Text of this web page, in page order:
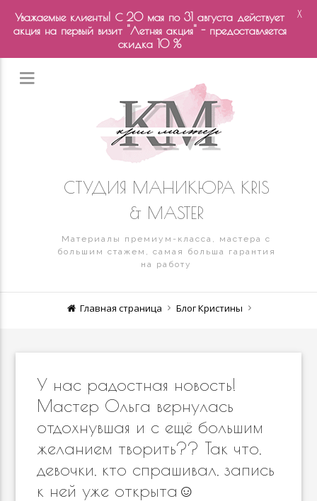
СТУДИЯ МАНИКЮРА KRIS
& MASTER
Материалы премиум-класса, мастера с
большим стажем, самая больша гарантия
на работу
Главная страница Блог Кристины
У нас радостная новость!
Мастер Ольга вернулась
отдохнувшая и с ещё большим
желанием творить?? Так что,
девочки, кто спрашивал, запись
к ней уже открыта☺️
Уважаемые клиенты! С 20 мая по 31 августа действует
акция на первый визит "Летняя акция" - предоставляется
скидка 10 %
X